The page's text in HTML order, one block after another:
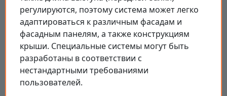
регулируются, поэтому система может легко
адаптироваться к различным фасадам и
фасадным панелям, а также конструкциям
крыши. Специальные системы могут быть
разработаны в соответствии с
нестандартными требованиями
пользователей.